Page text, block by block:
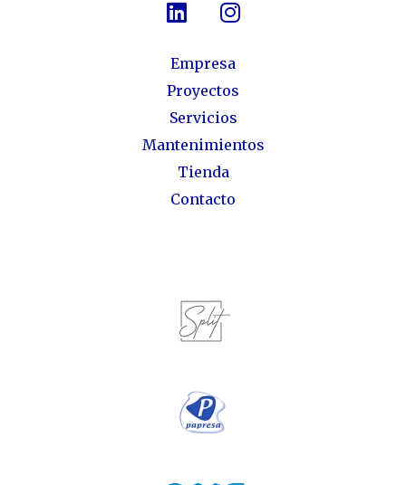
Empresa
Proyectos
Servicios
Mantenimientos
Tienda
Contacto